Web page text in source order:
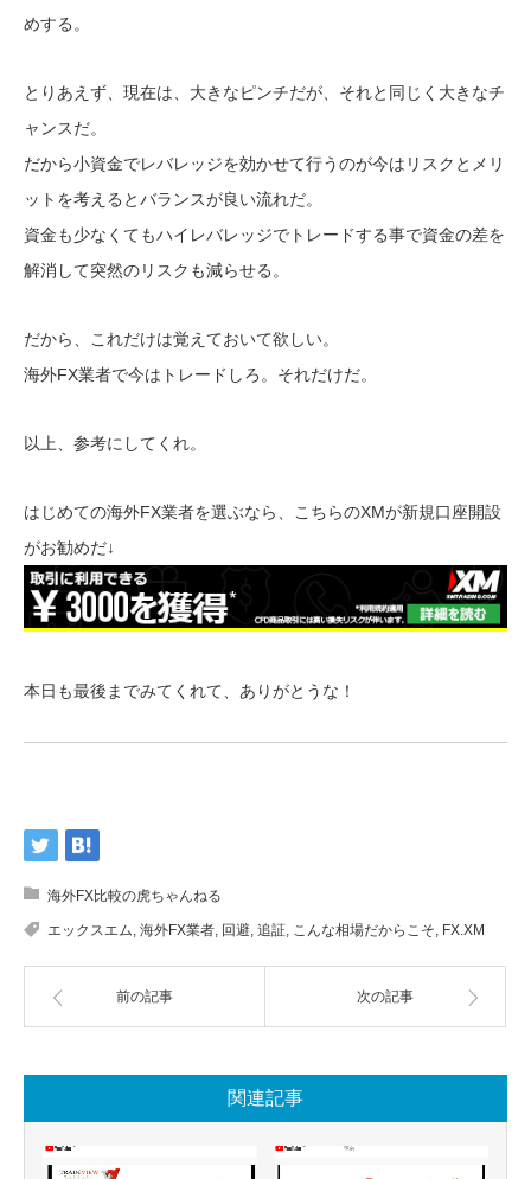
めする。
とりあえず、現在は、大きなピンチだが、それと同じく大きなチ
ャンスだ。
だから小資金でレバレッジを効かせて行うのが今はリスクとメリ
ットを考えるとバランスが良い流れだ。
資金も少なくてもハイレバレッジでトレードする事で資金の差を
解消して突然のリスクも減らせる。
だから、これだけは覚えておいて欲しい。
海外FX業者で今はトレードしろ。それだけだ。
以上、参考にしてくれ。
はじめての海外FX業者を選ぶなら、こちらのXMが新規口座開設
がお勧めだ↓
本日も最後までみてくれて、ありがとうな！
海外FX比較の虎ちゃんねる
エックスエム 海外FX業者 回避 追証 こんな相場だからこそ FX.XM
前の記事 次の記事
関連記事